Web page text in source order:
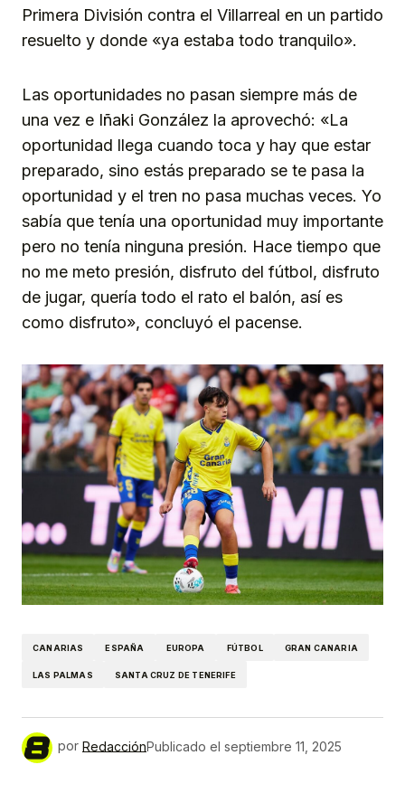
Primera División contra el Villarreal en un partido
resuelto y donde «ya estaba todo tranquilo».
Las oportunidades no pasan siempre más de
una vez e Iñaki González la aprovechó: «La
oportunidad llega cuando toca y hay que estar
preparado, sino estás preparado se te pasa la
oportunidad y el tren no pasa muchas veces. Yo
sabía que tenía una oportunidad muy importante
pero no tenía ninguna presión. Hace tiempo que
no me meto presión, disfruto del fútbol, disfruto
de jugar, quería todo el rato el balón, así es
como disfruto», concluyó el pacense.
CANARIAS ESPAÑA EUROPA FÚTBOL GRAN CANARIA
LAS PALMAS SANTA CRUZ DE TENERIFE
por RedacciónPublicado el septiembre 11, 2025